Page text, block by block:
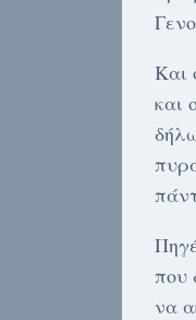
Και
και
που
να